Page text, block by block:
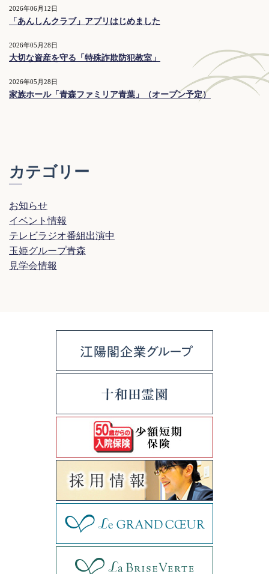
2026年06月12日
「あんしんクラブ」アプリはじめました
2026年05月28日
大切な資産を守る「特殊詐欺防犯教室」
2026年05月28日
家族ホール「青森ファミリア青葉」（オープン予定）
カテゴリー
お知らせ
イベント情報
テレビラジオ番組出演中
玉姫グループ青森
見学会情報